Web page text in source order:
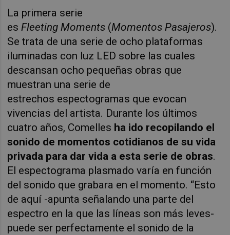
La primera serie
esFleeting Moments (Momentos Pasajeros).
Se trata de una serie de ocho plataformas
iluminadas con luz LED sobre las cuales
descansan ocho pequeñas obras que
muestran una serie de
estrechos espectogramas que evocan
vivencias del artista. Durante los últimos
cuatro años, Comelles ha ido recopilando el
sonido de momentos cotidianos de su vida
privada para dar vida a esta serie de obras.
El espectograma plasmado varía en función
del sonido que grabara en el momento. “Esto
de aquí -apunta señalando una parte del
espectro en la que las líneas son más leves-
puede ser perfectamente el sonido de la